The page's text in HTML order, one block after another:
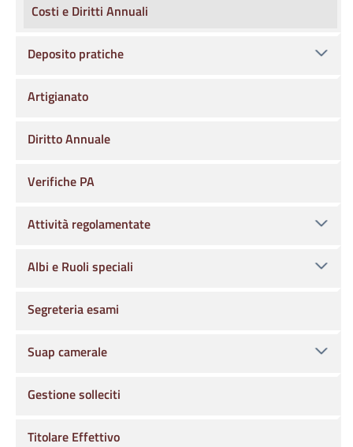
Costi e Diritti Annuali
Deposito pratiche
Artigianato
Diritto Annuale
Verifiche PA
Attività regolamentate
Albi e Ruoli speciali
Segreteria esami
Suap camerale
Gestione solleciti
Titolare Effettivo